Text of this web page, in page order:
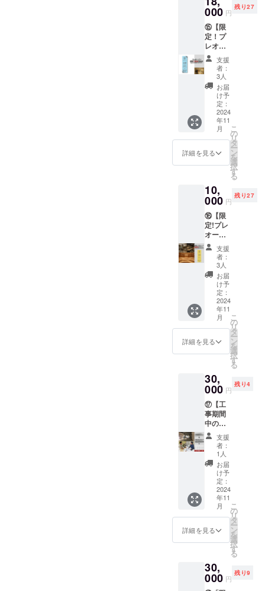
用でき
ます。
「有効
期限」
・グラ
ンド
オープ
ンから1
年間
「注意
事項」
・パブ
リック
は男性
専用 ・
本券１
き1名様
用可能
・現金
への交
換不可
・紛失
の際は
再発行
不可 ・
個室は
使用不
ント利
用もオ
スス
メ！
「利用
可能時
間」 ・
OPEN
～
CLOSE
（120
分）
「サー
ビス内
容」 ・
チケッ
リック
をご利
用でき
ます。
「有効
期限」
・グラ
ンド
オープ
ンから1
年間
「注意
事項」
・パブ
リック
専用 ・
本券１
様まで
利用可
能 ・現
金への
交換不
可 ・紛
失の際
は再発
行不可
・個室
は使用
不可
本券１
枚につ
き4名様
まで利
用可能
・現金
への交
換不可
・紛失
の際は
再発行
不可
【パブ
リック
120分利
用券】
※ご本人
用可。
プレゼ
ント利
用もオ
スス
メ！
「利用
可能時
間」 ・
OPEN
CLOSE
（120
分）
「サー
容」 ・
チケッ
でパブ
リック
をご利
用でき
ます。
「有効
期限」
・グラ
ンド
オープ
ンから1
年間
「注意
事項」
・パブ
は男性
専用 ・
き1名様
まで利
年間
「注意
事項」
・パブ
リック
は男性
専用 ・
本券１
枚につ
き1名様
まで利
用可能
・現金
への交
換不可
・紛失
個室は
使用不
可 ・ご
利用の
際は身
分証の
提示を
お願い
します
・ご本
人１名
様のみ
利用可
「サー
ビス内
容」 ・
チケッ
ト及び
身分証
を提示
してい
ただ
き、パ
ブリッ
クをご
利用で
きま
す。
「有効
オープ
ンから
6ヶ月
「注意
事項」
・パブ
リック
は男性
専用 ・
本券１
枚につ
き１名
様まで
利用可
能 ・現
交換不
可 ・紛
行不可
・個室
は使用
不可 ・
ご利用
の際は
身分証
の提示
をお願
いしま
す ・ご
本人１
名様の
み利用
可能
TARO.N
IHON ・
連絡方
法：詳
細は
メール
にてご
連絡い
たしま
す。
【パブ
リック
3ヶ月間
使い放
題】
「利用
～
CLOSE
「サー
ビス内
容」 ・
チケッ
ト及び
身分証
を提示
してい
ただ
き、パ
ブリッ
クをご
利用で
す。
「有効
ンド
オープ
ンから
3ヶ月
「注意
事項」
・パブ
リック
は男性
専用 ・
本券１
枚につ
き１名
様まで
利用可
金への
交換不
は再発
行不可
可能時
間」 ・
OPEN
～
CLOSE
（100
分）
「サー
ビス内
容」 ・
チケッ
トと引
き換え
で個室
をご利
用でき
・個室
予約シ
ステム
より事
前予約
が必要
です。
「注意
事項」
・パブ
リック
は使用
不可 ・
本券１
枚につ
き4名様
まで利
換不可
・紛失
の際は
再発行
不可 ・
プレ
オープ
ン期間
は12月
中旬～1
月中旬
の内10
日間程
度を予
定して
す。 ・
プレ
加でき
なかっ
た方は
000 円
残り27
⑮【限
定！プ
レオー
プン 個
室120分
利用
券】 ※
ご本人
以外の
方も利
用可。
プレゼ
ント利
用もオ
スス
メ！
可能時
間」 ・
OPEN
～
CLOSE
（120
分）
「サー
ビス内
容」 ・
チケッ
トと引
き換え
で個室
をご利
用でき
ます。
予約シ
ステム
より事
前予約
が必要
です。
「注意
事項」
・パブ
リック
は使用
不可 ・
本券１
枚につ
き4名様
まで利
用可能
・紛失
の際は
再発行
支援
者：
3人
お届
け予
定：
2024
年11
月
詳細を見る
こ
の
リ
タ
ー
ン
を
選
択
す
る
10,
000 円
残り27
⑯【限
定!プレ
オープ
ン パブ
リック
撮影会
チケッ
ト 120
分利用
券付】
「利用
可能時
間」 ・
120分
「サー
ビス内
チケッ
トと引
き換え
で120分
パブ
リック
をご利
用でき
ます。
「予約
方法」
・事前
にメー
ルにて
日程調
整をさ
せてい
事項」
・水着
着用で
支援
者：
3人
お届
け予
定：
2024
年11
月
詳細を見る
こ
の
リ
タ
ー
ン
を
選
択
す
る
30,
000 円
残り4
⑰【工
事期間
中の施
設見学
ツアー
+温度会
議参加
券】 ※
ご本人
以外の
方も利
用可。
プレゼ
ント利
用もオ
スス
支援者
様の交
通費や
支援
者：
1人
お届
け予
定：
2024
年11
月
詳細を見る
こ
の
リ
タ
ー
ン
を
選
択
す
る
30,
000 円
残り9